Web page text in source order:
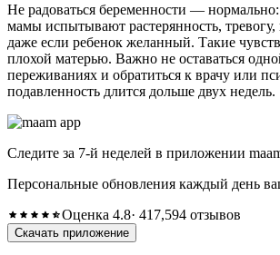
Не радоваться беременности —
мамы испытывают растерянность, тревогу,
даже если ребенок желанный. Такие
плохой матерью. Важно не оставаться
переживаниях и обратиться к врачу или
подавленность длится дольше двух недель.
Следите за 7-й неделей в приложении
Персональные обновления каждый день
Оценка 4.8· 417,594 отзывов
Скачать приложение